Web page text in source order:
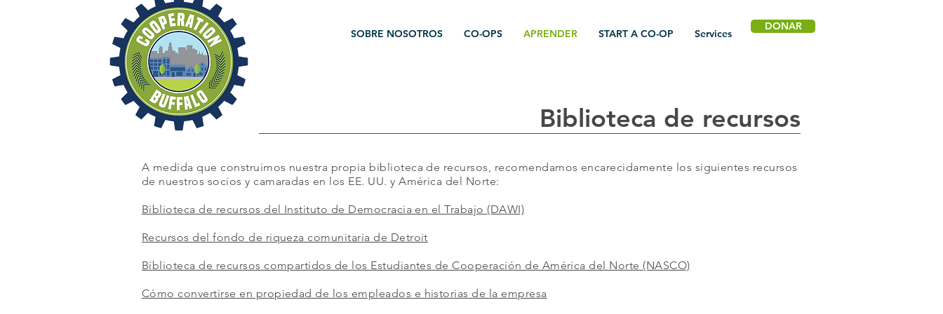
SOBRE NOSOTROS CO-OPS APRENDER START A CO-OP Services
DONAR
Biblioteca de recursos
A medida que construimos nuestra propia biblioteca de recursos, recomendamos encarecidamente los siguientes recursos
de nuestros socios y camaradas en los EE. UU. y América del Norte:
Biblioteca de recursos del Instituto de Democracia en el Trabajo (DAWI)
Recursos del fondo de riqueza comunitaria de Detroit
Biblioteca de recursos compartidos de los Estudiantes de Cooperación de América del Norte (NASCO)
Cómo convertirse en propiedad de los empleados e historias de la empresa